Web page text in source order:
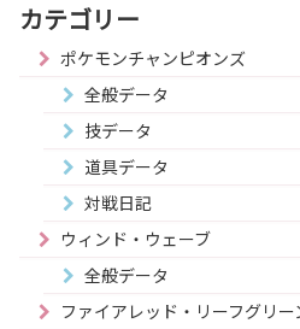
カテゴリー
ポケモンチャンピオンズ
全般データ
技データ
道具データ
対戦日記
ウィンド・ウェーブ
全般データ
ファイアレッド・リーフグリー